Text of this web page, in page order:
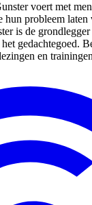
voert met
hun probleem
is de
gedachtegoed.
en